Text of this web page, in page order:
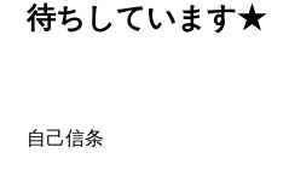
待ちしています★
自己信条